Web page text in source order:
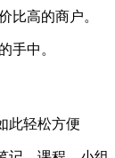
比高的商户。
手中。
此轻松方便